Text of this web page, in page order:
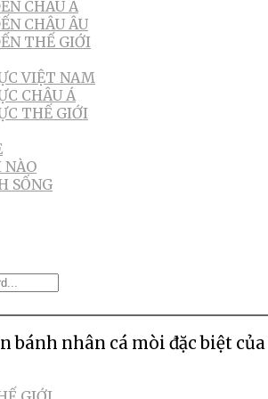
CHÂU Á
CHÂU ÂU
THẾ GIỚI
VIỆT NAM
CHÂU Á
THẾ GIỚI
NÀO
SỐNG
bánh nhân cá mòi đặc biệt